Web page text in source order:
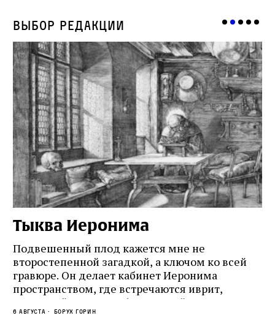
Выбор редакции
Тыква Иеронима
Подвешенный плод кажется мне не
второстепенной загадкой, а ключом ко всей
гравюре. Он делает кабинет Иеронима
пространством, где встречаются иврит,
греческий и латынь; буквальный смысл и
церковная традиция; филологическая
6 августа Борух Горин